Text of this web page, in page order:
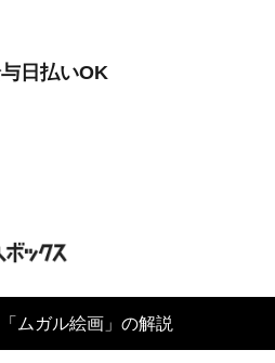
日払いOK
「ムガル絵画」の解説